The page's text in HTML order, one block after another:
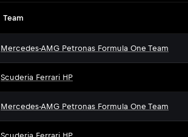
Team
Mercedes-AMG Petronas Formula One Team
Scuderia Ferrari HP
Mercedes-AMG Petronas Formula One Team